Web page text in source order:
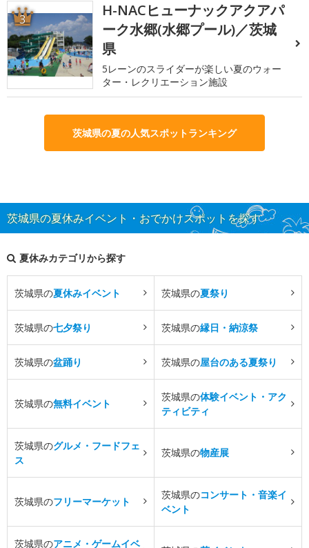
3
H-NACヒューナックアクアパ
ーク水郷(水郷プール)／茨城
県
5レーンのスライダーが楽しい夏のウォー
ター・レクリエーション施設
茨城県の夏の人気スポットランキング
茨城県の夏休みイベント・おでかけスポットを探す
夏休みカテゴリから探す
茨城県の夏休みイベント 茨城県の夏祭り
茨城県の七夕祭り 茨城県の縁日・納涼祭
茨城県の盆踊り 茨城県の屋台のある夏祭り
茨城県の無料イベント
茨城県の体験イベント・アク
ティビティ
茨城県のグルメ・フードフェ
ス
茨城県の物産展
茨城県のフリーマーケット
茨城県のコンサート・音楽イ
ベント
茨城県のアニメ・ゲームイベ